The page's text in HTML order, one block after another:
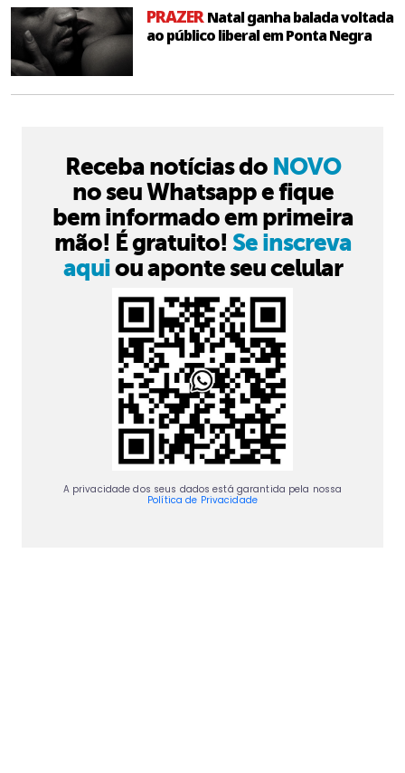
PRAZERNatal ganha balada voltada
ao público liberal em Ponta Negra
Receba notícias do NOVO
no seu Whatsapp e fique
bem informado em primeira
mão! É gratuito! Se inscreva
aquiou aponte seu celular
A privacidade dos seus dados está garantida pela nossa
Política de Privacidade